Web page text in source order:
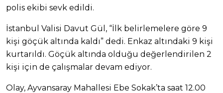
polis ekibi sevk edildi.
İstanbul Valisi Davut Gül, “İlk belirlemelere göre 9
kişi göçük altında kaldı” dedi. Enkaz altındaki 9 kişi
kurtarıldı. Göçük altında olduğu değerlendirilen 2
kişi için de çalışmalar devam ediyor.
Olay, Ayvansaray Mahallesi Ebe Sokak’ta saat 12.00